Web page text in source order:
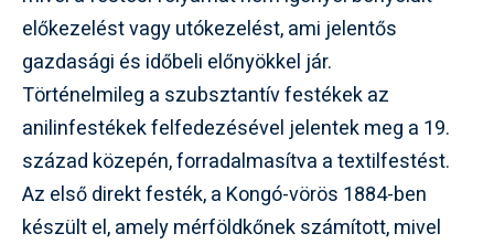
előkezelést vagy utókezelést, ami jelentős
gazdasági és időbeli előnyökkel jár.
Történelmileg a szubsztantív festékek az
anilinfestékek felfedezésével jelentek meg a 19.
század közepén, forradalmasítva a textilfestést.
Az első direkt festék, a Kongó-vörös 1884-ben
készült el, amely mérföldkőnek számított, mivel